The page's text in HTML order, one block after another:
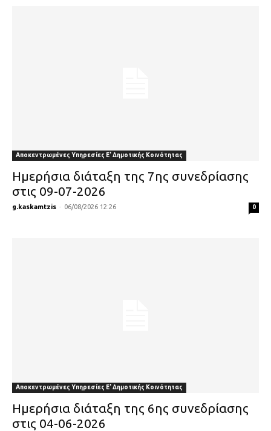
Αποκεντρωμένες Υπηρεσίες Ε' Δημοτικής Κοινότητας
Ημερήσια διάταξη της 7ης συνεδρίασης
στις 09-07-2026
g.kaskamtzis - 06/08/2026 12:26 0
Αποκεντρωμένες Υπηρεσίες Ε' Δημοτικής Κοινότητας
Ημερήσια διάταξη της 6ης συνεδρίασης
στις 04-06-2026